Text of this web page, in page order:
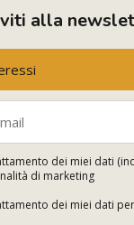
alla
dei miei dati
di marketing
dei miei dati